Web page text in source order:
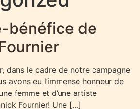
bénéfice de
dans le cadre de notre campagne
avons eu l’immense honneur de
femme et d’une artiste
Fournier! Une […]